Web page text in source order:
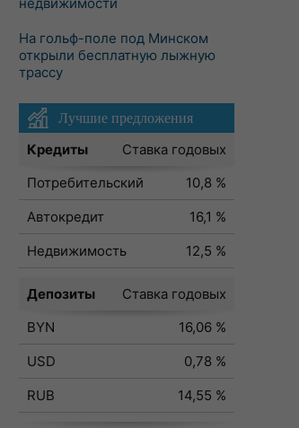
На гольф-поле под Минском
открыли бесплатную лыжную
трассу
Лучшие предложения
Кредиты
Ставка годовых
Потребительский
10,8 %
Автокредит
16,1 %
Недвижимость
12,5 %
Депозиты
Ставка годовых
BYN
16,06 %
USD
0,78 %
RUB
14,55 %